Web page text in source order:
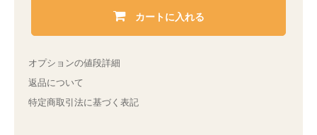
カートに入れる
オプションの値段詳細
返品について
特定商取引法に基づく表記